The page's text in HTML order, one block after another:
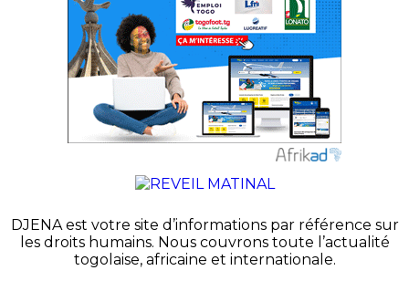
DJENA est votre site d’informations par référence sur
les droits humains. Nous couvrons toute l’actualité
togolaise, africaine et internationale.